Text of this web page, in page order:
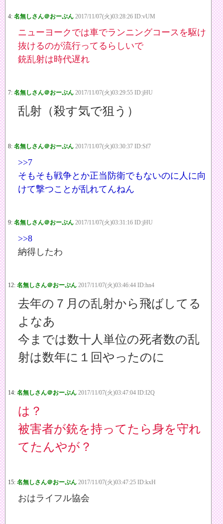
4: 名無しさん＠おーぷん 2017/11/07(火)03:28:26 ID:vUM
ニューヨークでは車でランニングコースを駆け
抜けるのが流行ってるらしいで
銃乱射は時代遅れ
7: 名無しさん＠おーぷん 2017/11/07(火)03:29:55 ID:jHU
乱射（殺す気で狙う）
8: 名無しさん＠おーぷん 2017/11/07(火)03:30:37 ID:Sf7
>>7
そもそも戦争とか正当防衛でもないのに人に向
けて撃つことが乱れてんねん
9: 名無しさん＠おーぷん 2017/11/07(火)03:31:16 ID:jHU
>>8
納得したわ
12: 名無しさん＠おーぷん 2017/11/07(火)03:46:44 ID:hn4
去年の７月の乱射から飛ばしてる
よなあ
今までは数十人単位の死者数の乱
射は数年に１回やったのに
14: 名無しさん＠おーぷん 2017/11/07(火)03:47:04 ID:I2Q
は？
被害者が銃を持ってたら身を守れ
てたんやが？
15: 名無しさん＠おーぷん 2017/11/07(火)03:47:25 ID:kxH
おはライフル協会